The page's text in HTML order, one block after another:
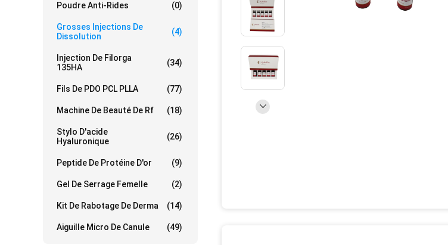
Poudre Anti-Rides (0)
Grosses Injections De
Dissolution
(4)
Injection De Filorga
135HA
(34)
Fils De PDO PCL PLLA (77)
Machine De Beauté De Rf (18)
Stylo D'acide
Hyaluronique
(26)
Peptide De Protéine D'or (9)
Gel De Serrage Femelle (2)
Kit De Rabotage De Derma (14)
Aiguille Micro De Canule (49)